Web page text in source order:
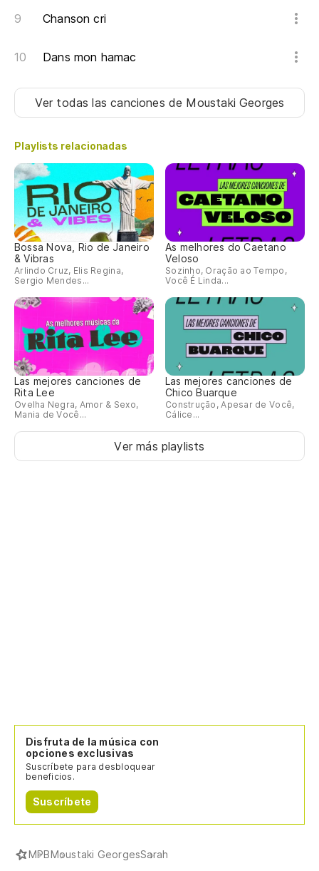
Chanson cri
Dans mon hamac
Ver todas las canciones de Moustaki Georges
Playlists relacionadas
Bossa Nova, Rio de Janeiro
& Vibras
Arlindo Cruz, Elis Regina,
Sergio Mendes...
As melhores do Caetano
Veloso
Sozinho, Oração ao Tempo,
Você É Linda...
Las mejores canciones de
Rita Lee
Ovelha Negra, Amor & Sexo,
Mania de Você...
Las mejores canciones de
Chico Buarque
Construção, Apesar de Você,
Cálice...
Ver más playlists
Disfruta de la música con
opciones exclusivas
Suscríbete para desbloquear
beneficios.
Suscríbete
MPBMoustaki GeorgesSarah